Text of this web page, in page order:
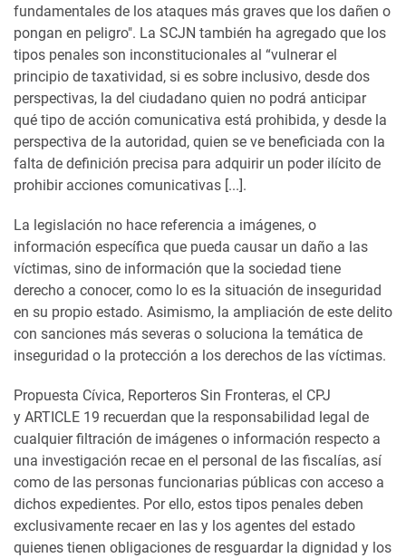
fundamentales de los ataques más graves que los dañen o
pongan en peligro". La SCJN también ha agregado que los
tipos penales son inconstitucionales al “vulnerar el
principio de taxatividad, si es sobre inclusivo, desde dos
perspectivas, la del ciudadano quien no podrá anticipar
qué tipo de acción comunicativa está prohibida, y desde la
perspectiva de la autoridad, quien se ve beneficiada con la
falta de definición precisa para adquirir un poder ilícito de
prohibir acciones comunicativas [...].
La legislación no hace referencia a imágenes, o
información específica que pueda causar un daño a las
víctimas, sino de información que la sociedad tiene
derecho a conocer, como lo es la situación de inseguridad
en su propio estado. Asimismo, la ampliación de este delito
con sanciones más severas o soluciona la temática de
inseguridad o la protección a los derechos de las víctimas.
Propuesta Cívica, Reporteros Sin Fronteras, el CPJ
y ARTICLE 19 recuerdan que la responsabilidad legal de
cualquier filtración de imágenes o información respecto a
una investigación recae en el personal de las fiscalías, así
como de las personas funcionarias públicas con acceso a
dichos expedientes. Por ello, estos tipos penales deben
exclusivamente recaer en las y los agentes del estado
quienes tienen obligaciones de resguardar la dignidad y los